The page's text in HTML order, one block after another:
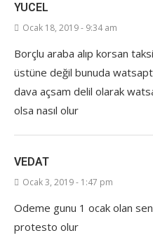
YUCEL
Ocak 18, 2019 - 9:34 am
Borçlu araba alıp korsan
üstüne değil bunuda
dava açsam delil olarak
olsa nasıl olur
VEDAT
Ocak 3, 2019 - 1:47 pm
Odeme gunu 1 ocak olan
protesto olur